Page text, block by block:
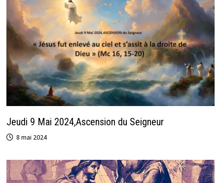
Jeudi 9 Mai 2024,Ascension du Seigneur
8 mai 2024